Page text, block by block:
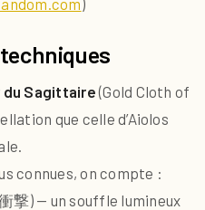
)
du Sagittaire(Gold Cloth of
que celle d’Aiolos
connues, on compte :
撃) — un souffle lumineux